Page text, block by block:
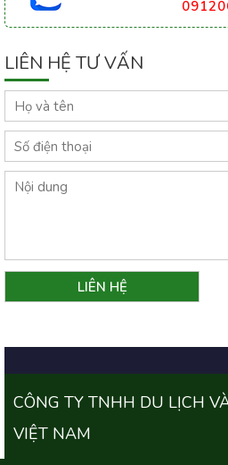
LIÊN HỆ TƯ VẤN
CÔNG TY TNHH DU LỊCH
VIỆT NAM